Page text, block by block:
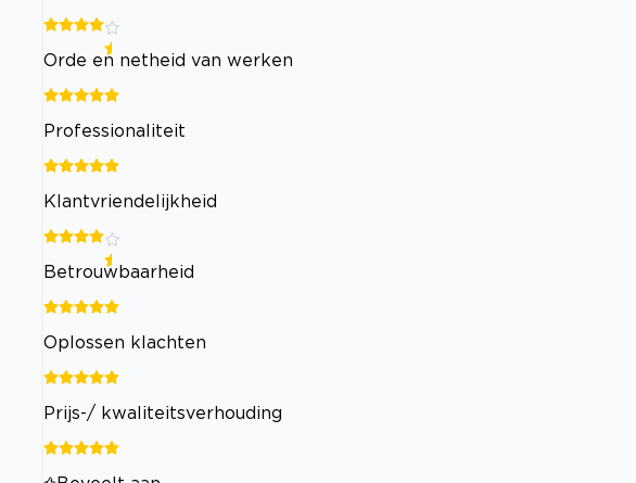
Orde en netheid van werken
Professionaliteit
Klantvriendelijkheid
Betrouwbaarheid
Oplossen klachten
Prijs-/ kwaliteitsverhouding